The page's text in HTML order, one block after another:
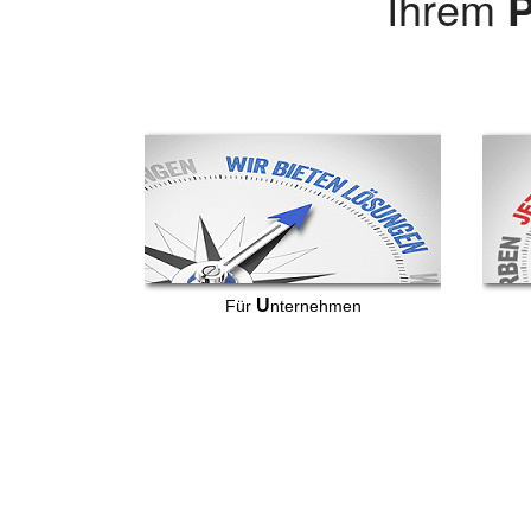
Für Unternehmen